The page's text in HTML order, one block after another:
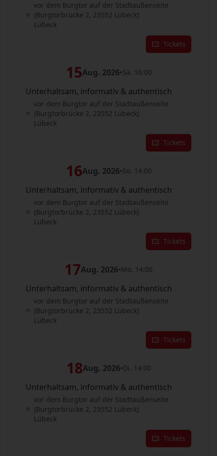
vor dem Burgtor auf der Stadtaußenseite
(Burgtorbrücke 2, 23552 Lübeck)
Lübeck
Tickets
15Aug. 2026•Sa. 16:00
Unterhaltsam, informativ & authentisch
vor dem Burgtor auf der Stadtaußenseite
(Burgtorbrücke 2, 23552 Lübeck)
Lübeck
Tickets
16Aug. 2026•So. 14:00
Unterhaltsam, informativ & authentisch
vor dem Burgtor auf der Stadtaußenseite
(Burgtorbrücke 2, 23552 Lübeck)
Lübeck
Tickets
17Aug. 2026•Mo. 14:00
Unterhaltsam, informativ & authentisch
vor dem Burgtor auf der Stadtaußenseite
(Burgtorbrücke 2, 23552 Lübeck)
Lübeck
Tickets
18Aug. 2026•Di. 14:00
Unterhaltsam, informativ & authentisch
vor dem Burgtor auf der Stadtaußenseite
(Burgtorbrücke 2, 23552 Lübeck)
Lübeck
Tickets